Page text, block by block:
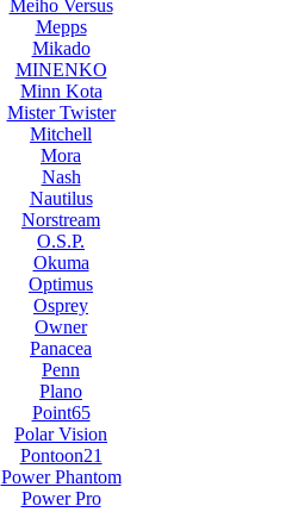
Meiho Versus
Mepps
Mikado
MINENKO
Minn Kota
Mister Twister
Mitchell
Mora
Nash
Nautilus
Norstream
O.S.P.
Okuma
Optimus
Osprey
Owner
Panacea
Penn
Plano
Point65
Polar Vision
Pontoon21
Power Phantom
Power Pro